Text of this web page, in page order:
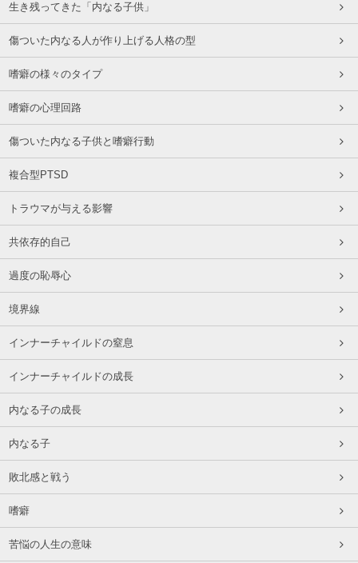
生き残ってきた「内なる子供」
傷ついた内なる人が作り上げる人格の型
嗜癖の様々のタイプ
嗜癖の心理回路
傷ついた内なる子供と嗜癖行動
複合型PTSD
トラウマが与える影響
共依存的自己
過度の恥辱心
境界線
インナーチャイルドの窒息
インナーチャイルドの成長
内なる子の成長
内なる子
敗北感と戦う
嗜癖
苦悩の人生の意味